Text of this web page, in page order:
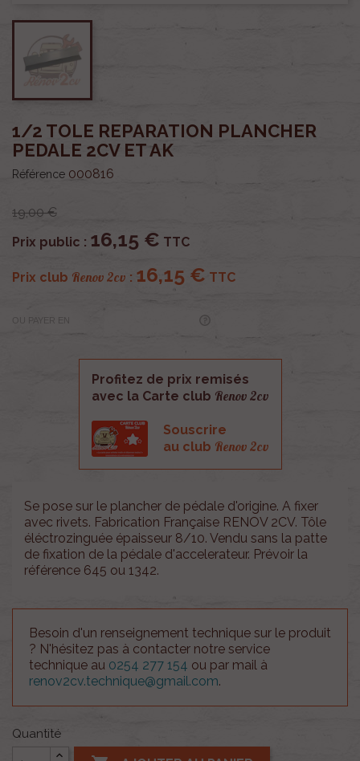
1/2 TOLE REPARATION PLANCHER
PEDALE 2CV ET AK
Référence 000816
19,00 €
Prix public : 16,15 € TTC
Prix club Renov 2cv : 16,15 € TTC
OU PAYER EN
Profitez de prix remisés
avec la Carte club Renov 2cv
Souscrire
au club Renov 2cv
Se pose sur le plancher de pédale d'origine. A fixer
avec rivets. Fabrication Française RENOV 2CV. Tôle
éléctrozinguée épaisseur 8/10. Vendu sans la patte
de fixation de la pédale d'accelerateur. Prévoir la
référence 645 ou 1342.
Besoin d'un renseignement technique sur le produit
? N'hésitez pas à contacter notre service
technique au 0254 277 154 ou par mail à
renov2cv.technique@gmail.com.
Quantité